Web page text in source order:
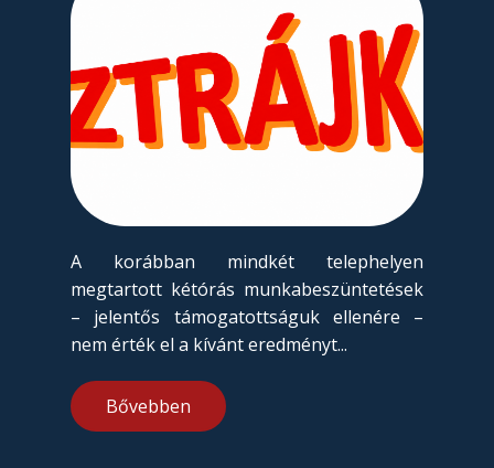
A korábban mindkét telephelyen
megtartott kétórás munkabeszüntetések
– jelentős támogatottságuk ellenére –
nem érték el a kívánt eredményt...
Bővebben